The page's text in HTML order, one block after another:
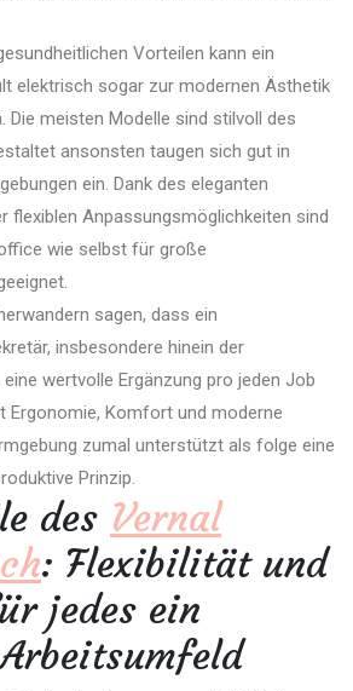
Vorteilen kann ein
elektrisch sogar zur modernen Ästhetik
Die meisten Modelle sind stilvoll des
ansonsten taugen sich gut in
ein. Dank des eleganten
flexiblen Anpassungsmöglichkeiten sind
wie selbst für große
sagen, dass ein
insbesondere hinein der
wertvolle Ergänzung pro jeden Job
Ergonomie, Komfort und moderne
zumal unterstützt als folge eine
Prinzip.
des Vernal
: Flexibilität und
jedes ein